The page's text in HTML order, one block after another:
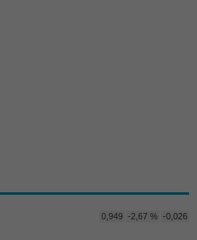
0,949 -2,67 % -0,026